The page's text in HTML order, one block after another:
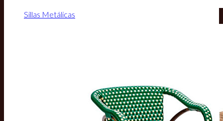
Sillas Metálicas